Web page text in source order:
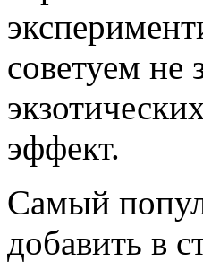
советуем не
эффект.
Самый
добавить в